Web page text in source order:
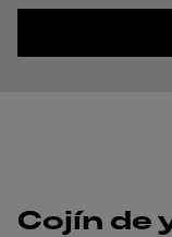
Cojín de